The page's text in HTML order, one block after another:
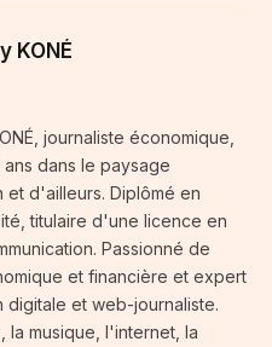
KONÉ
journaliste économique,
dans le paysage
et d'ailleurs. Diplômé en
titulaire d'une licence en
Passionné de
et financière et expert
digitale et web-journaliste.
la musique, l'internet, la